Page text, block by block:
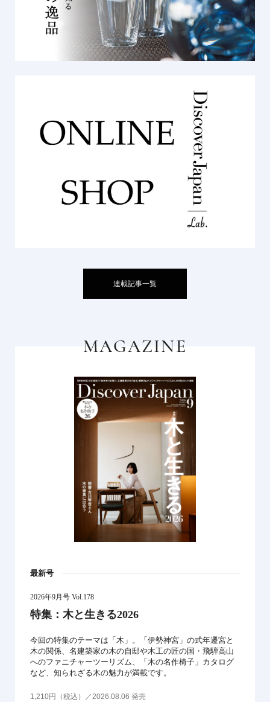
連載記事一覧
MAGAZINE
最新号
2026年9月号 Vol.178
特集：木と生きる2026
今回の特集のテーマは「木」。「伊勢神宮」の式年遷宮と
木の関係、名建築家の木の自邸や木工の匠の国・飛騨高山
へのファニチャーツーリズム、「木の名作椅子」カタログ
など、知られざる木の魅力が満載です。
1,210円（税込）／2026.08.06 発売